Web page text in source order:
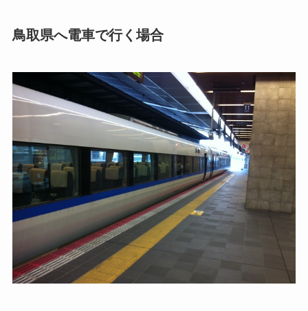
鳥取県へ電車で行く場合